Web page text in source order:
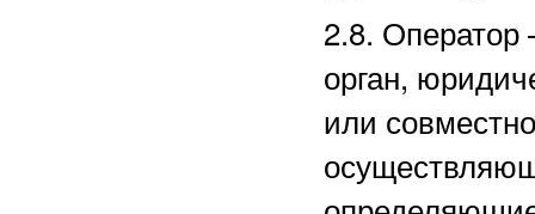
2.8. Оператор
орган,
или